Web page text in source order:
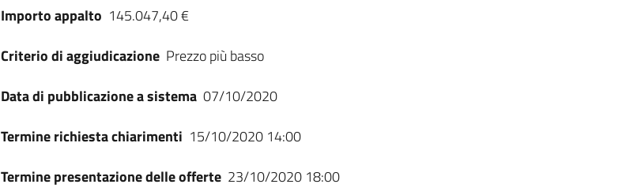
Importo appalto 145.047,40 €
Criterio di aggiudicazione Prezzo più basso
Data di pubblicazione a sistema 07/10/2020
Termine richiesta chiarimenti 15/10/2020 14:00
Termine presentazione delle offerte 23/10/2020 18:00